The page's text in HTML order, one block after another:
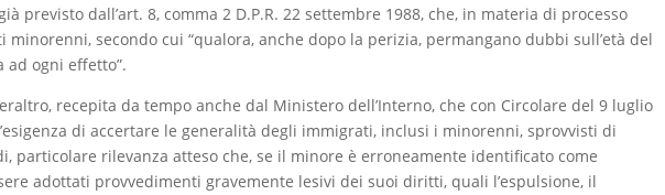
previsto dall’art. 8, comma 2 D.P.R. 22 settembre 1988, che, in materia di processo
secondo cui “qualora, anche dopo la perizia, permangano dubbi sull’età del
ad ogni effetto”.
recepita da tempo anche dal Ministero dell’Interno, che con Circolare del 9 luglio
di accertare le generalità degli immigrati, inclusi i minorenni, sprovvisti di
particolare rilevanza atteso che, se il minore è erroneamente identificato come
adottati provvedimenti gravemente lesivi dei suoi diritti, quali l’espulsione, il